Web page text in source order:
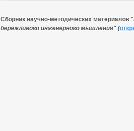
Сборник научно-методических материалов "
бережливого инженерного мышления" (